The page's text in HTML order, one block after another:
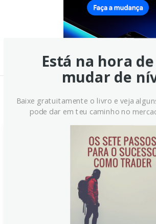
Notícias Relacionadas:
Está na hora
mudar de
Baixe gratuitamente o livro e veja
pode dar em teu caminho no